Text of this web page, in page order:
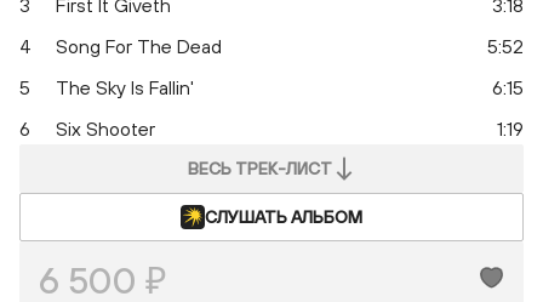
3
First It Giveth
3:18
4
Song For The Dead
5:52
5
The Sky Is Fallin'
6:15
6
Six Shooter 1:19
ВЕСЬ ТРЕК-ЛИСТ
СЛУШАТЬ АЛЬБОМ
6 500 ₽